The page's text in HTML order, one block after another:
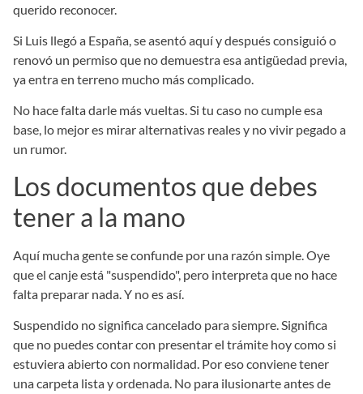
querido reconocer.
Si Luis llegó a España, se asentó aquí y después consiguió o
renovó un permiso que no demuestra esa antigüedad previa,
ya entra en terreno mucho más complicado.
No hace falta darle más vueltas. Si tu caso no cumple esa
base, lo mejor es mirar alternativas reales y no vivir pegado a
un rumor.
Los documentos que debes
tener a la mano
Aquí mucha gente se confunde por una razón simple. Oye
que el canje está "suspendido", pero interpreta que no hace
falta preparar nada. Y no es así.
Suspendido no significa cancelado para siempre. Significa
que no puedes contar con presentar el trámite hoy como si
estuviera abierto con normalidad. Por eso conviene tener
una carpeta lista y ordenada. No para ilusionarte antes de